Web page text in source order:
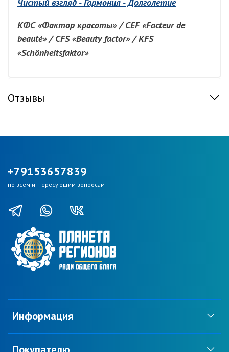
Чистый взгляд - Гармония - Долголетие
КФС «Фактор красоты» / CEF «Facteur de
beauté» / CFS «Beauty factor» / KFS
«Schönheitsfaktor»
Отзывы
Информация
+79153657839
по всем интересующим вопросам